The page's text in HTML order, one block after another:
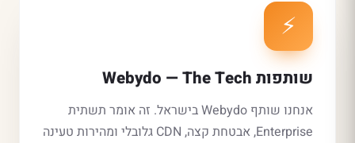
⚡
שותפות Webydo — The Tech
אנחנו שותף Webydo בישראל. זה אומר תשתית
Enterprise, אבטחת קצה, CDN גלובלי ומהירות טעינה